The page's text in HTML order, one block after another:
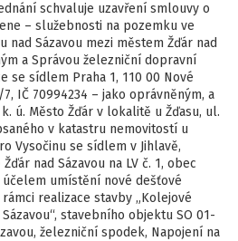
schvaluje uzavření smlouvy o
– služebnosti na pozemku ve
nad Sázavou mezi městem Žďár nad
a Správou železniční dopravní
se sídlem Praha 1, 110 00 Nové
IČ 70994234 – jako oprávněným, a
ú. Město Žďár v lokalitě u Žďasu, ul.
v katastru nemovitostí u
Vysočinu se sídlem v Jihlavě,
nad Sázavou na LV č. 1, obec
účelem umístění nové dešťové
realizace stavby „Kolejové
stavebního objektu SO 01-
železniční spodek, Napojení na